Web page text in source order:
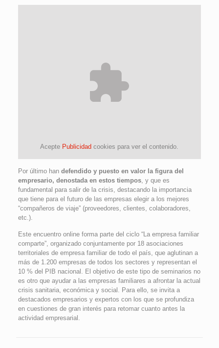
Acepte Publicidad cookies para ver el contenido.
Por último han defendido y puesto en valor la figura del
empresario, denostada en estos tiempos, y que es
fundamental para salir de la crisis, destacando la importancia
que tiene para el futuro de las empresas elegir a los mejores
“compañeros de viaje” (proveedores, clientes, colaboradores,
etc.).
Este encuentro online forma parte del ciclo “La empresa familiar
comparte”, organizado conjuntamente por 18 asociaciones
territoriales de empresa familiar de todo el país, que aglutinan a
más de 1.200 empresas de todos los sectores y representan el
10 % del PIB nacional. El objetivo de este tipo de seminarios no
es otro que ayudar a las empresas familiares a afrontar la actual
crisis sanitaria, económica y social. Para ello, se invita a
destacados empresarios y expertos con los que se profundiza
en cuestiones de gran interés para retomar cuanto antes la
actividad empresarial.